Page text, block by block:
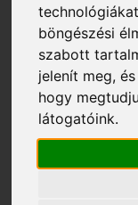
böngészési
szabott
jelenít meg,
hogy
látogatóink.
EN
Itt vagy: Könyvajánló
pokol tüze
Káli
2025. május 20., kedd